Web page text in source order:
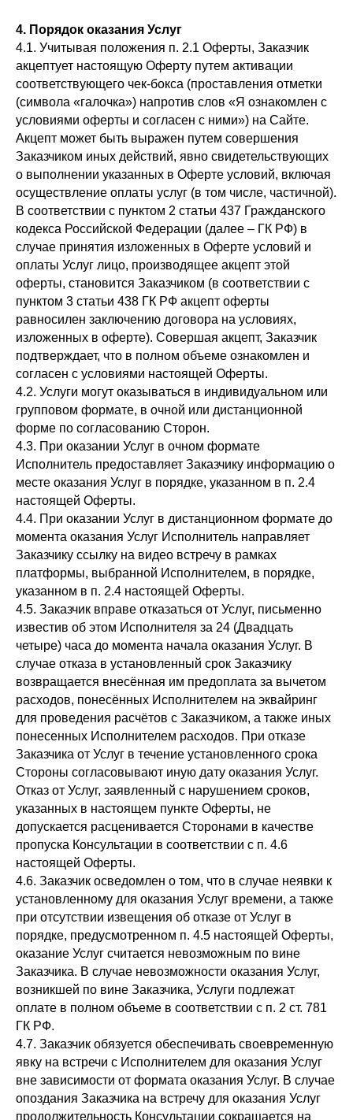
4. Порядок оказания Услуг
4.1. Учитывая положения п. 2.1 Оферты, Заказчик
акцептует настоящую Оферту путем активации
соответствующего чек-бокса (проставления отметки
(символа «галочка») напротив слов «Я ознакомлен с
условиями оферты и согласен с ними») на Сайте.
Акцепт может быть выражен путем совершения
Заказчиком иных действий, явно свидетельствующих
о выполнении указанных в Оферте условий, включая
осуществление оплаты услуг (в том числе, частичной).
В соответствии с пунктом 2 статьи 437 Гражданского
кодекса Российской Федерации (далее – ГК РФ) в
случае принятия изложенных в Оферте условий и
оплаты Услуг лицо, производящее акцепт этой
оферты, становится Заказчиком (в соответствии с
пунктом 3 статьи 438 ГК РФ акцепт оферты
равносилен заключению договора на условиях,
изложенных в оферте). Совершая акцепт, Заказчик
подтверждает, что в полном объеме ознакомлен и
согласен с условиями настоящей Оферты.
4.2. Услуги могут оказываться в индивидуальном или
групповом формате, в очной или дистанционной
форме по согласованию Сторон.
4.3. При оказании Услуг в очном формате
Исполнитель предоставляет Заказчику информацию о
месте оказания Услуг в порядке, указанном в п. 2.4
настоящей Оферты.
4.4. При оказании Услуг в дистанционном формате до
момента оказания Услуг Исполнитель направляет
Заказчику ссылку на видео встречу в рамках
платформы, выбранной Исполнителем, в порядке,
указанном в п. 2.4 настоящей Оферты.
4.5. Заказчик вправе отказаться от Услуг, письменно
известив об этом Исполнителя за 24 (Двадцать
четыре) часа до момента начала оказания Услуг. В
случае отказа в установленный срок Заказчику
возвращается внесённая им предоплата за вычетом
расходов, понесённых Исполнителем на эквайринг
для проведения расчётов с Заказчиком, а также иных
понесенных Исполнителем расходов. При отказе
Заказчика от Услуг в течение установленного срока
Стороны согласовывают иную дату оказания Услуг.
Отказ от Услуг, заявленный с нарушением сроков,
указанных в настоящем пункте Оферты, не
допускается расценивается Сторонами в качестве
пропуска Консультации в соответствии с п. 4.6
настоящей Оферты.
4.6. Заказчик осведомлен о том, что в случае неявки к
установленному для оказания Услуг времени, а также
при отсутствии извещения об отказе от Услуг в
порядке, предусмотренном п. 4.5 настоящей Оферты,
оказание Услуг считается невозможным по вине
Заказчика. В случае невозможности оказания Услуг,
возникшей по вине Заказчика, Услуги подлежат
оплате в полном объеме в соответствии с п. 2 ст. 781
ГК РФ.
4.7. Заказчик обязуется обеспечивать своевременную
явку на встречи с Исполнителем для оказания Услуг
вне зависимости от формата оказания Услуг. В случае
опоздания Заказчика на встречу для оказания Услуг
продолжительность Консультации сокращается на